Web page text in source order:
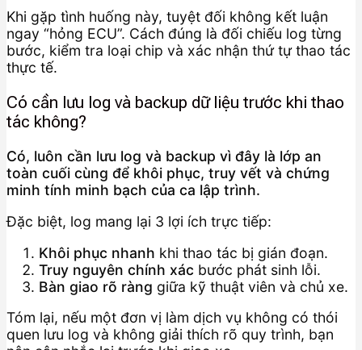
Khi gặp tình huống này, tuyệt đối không kết luận
ngay “hỏng ECU”. Cách đúng là đối chiếu log từng
bước, kiểm tra loại chip và xác nhận thứ tự thao tác
thực tế.
Có cần lưu log và backup dữ liệu trước khi thao
tác không?
Có, luôn cần lưu log và backup vì đây là lớp an
toàn cuối cùng để khôi phục, truy vết và chứng
minh tính minh bạch của ca lập trình.
Đặc biệt, log mang lại 3 lợi ích trực tiếp:
Khôi phục nhanh khi thao tác bị gián đoạn.
Truy nguyên chính xác bước phát sinh lỗi.
Bàn giao rõ ràng giữa kỹ thuật viên và chủ xe.
Tóm lại, nếu một đơn vị làm dịch vụ không có thói
quen lưu log và không giải thích rõ quy trình, bạn